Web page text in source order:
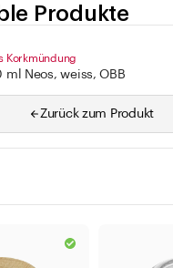
Produkte
Korkmündung
ml Neos, weiss, OBB
Zurück zum Produkt